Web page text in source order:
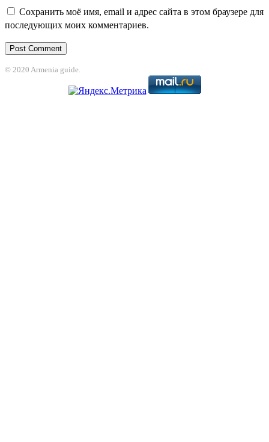
Сохранить моё имя, email и адрес сайта в этом браузере для
последующих моих комментариев.
© 2020 Armenia guide.